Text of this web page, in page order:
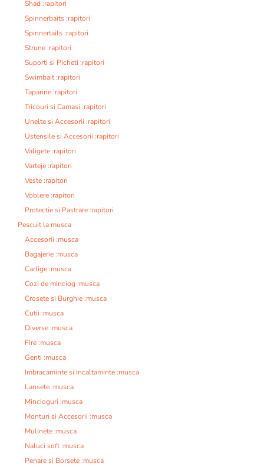
Shad :rapitori
Spinnerbaits :rapitori
Spinnertails :rapitori
Strune :rapitori
Suporti si Picheti :rapitori
Swimbait :rapitori
Taparine :rapitori
Tricouri si Camasi :rapitori
Unelte si Accesorii :rapitori
Ustensile si Accesorii :rapitori
Valigete :rapitori
Varteje :rapitori
Veste :rapitori
Voblere :rapitori
Protectie si Pastrare :rapitori
Pescuit la musca
Accesorii :musca
Bagajerie :musca
Carlige :musca
Cozi de minciog :musca
Crosete si Burghie :musca
Cutii :musca
Diverse :musca
Fire :musca
Genti :musca
Imbracaminte si Incaltaminte :musca
Lansete :musca
Mincioguri :musca
Monturi si Accesorii :musca
Mulinete :musca
Naluci soft :musca
Penare si Borsete :musca